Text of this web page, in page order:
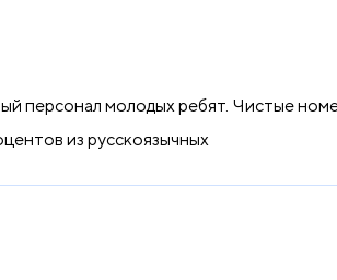
персонал молодых ребят. Чистые
из русскоязычных